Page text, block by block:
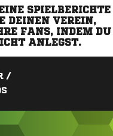
SPIELBERICHTE
DEINEN VEREIN,
FANS, INDEM DU
ANLEGST.
/